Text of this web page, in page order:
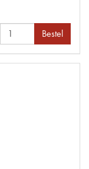
Bestel